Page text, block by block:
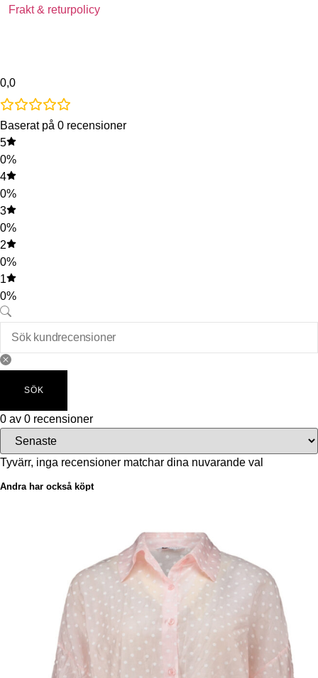
Frakt & returpolicy
0,0
Baserat på 0 recensioner
5
0%
4
0%
3
0%
2
0%
1
0%
SÖK
0 av 0 recensioner
Tyvärr, inga recensioner matchar dina nuvarande val
Andra har också köpt